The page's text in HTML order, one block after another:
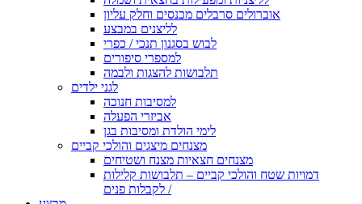
אוברולים סרבלים מכנסים וחלק עליון
לליצנים במבצע
לבוש בסגנון תנכי / כפרי
למספרי סיפורים
תלבושות להצגות ולבמה
לגני ילדים
למסיבות חנוכה
אביזרי הפעלה
לימי הולדת ומסיבות בגן
מצנחים מיצגים והולכי קביים
מצנחים חצאיות מצנח ושטיחים
דמויות שטח והולכי קביים – תלבושות קלילות
לקבלות פנים /